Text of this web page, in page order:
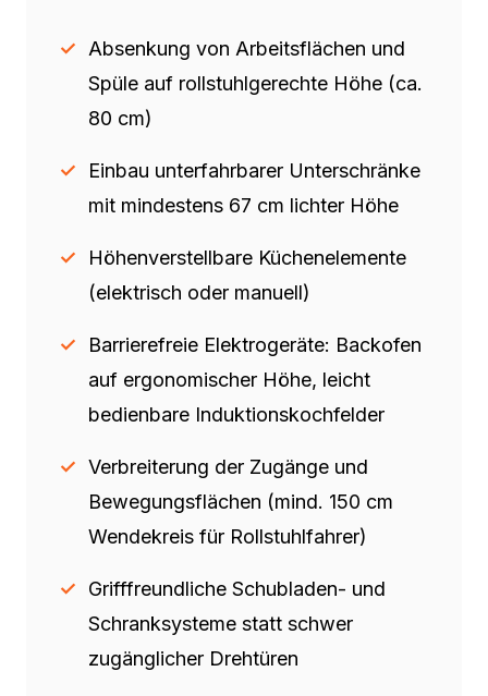
Absenkung von Arbeitsflächen und
Spüle auf rollstuhlgerechte Höhe (ca.
80 cm)
Einbau unterfahrbarer Unterschränke
mit mindestens 67 cm lichter Höhe
Höhenverstellbare Küchenelemente
(elektrisch oder manuell)
Barrierefreie Elektrogeräte: Backofen
auf ergonomischer Höhe, leicht
bedienbare Induktionskochfelder
Verbreiterung der Zugänge und
Bewegungsflächen (mind. 150 cm
Wendekreis für Rollstuhlfahrer)
Grifffreundliche Schubladen- und
Schranksysteme statt schwer
zugänglicher Drehtüren